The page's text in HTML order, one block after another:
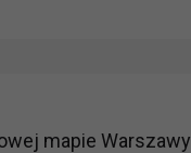
mapie Warszawy